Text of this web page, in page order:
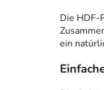
Die HDF-
ein